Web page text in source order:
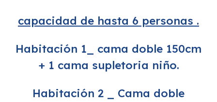
capacidad de hasta 6 personas .
Habitación 1_ cama doble 150cm
+ 1 cama supletoria niño.
Habitación 2 _ Cama doble